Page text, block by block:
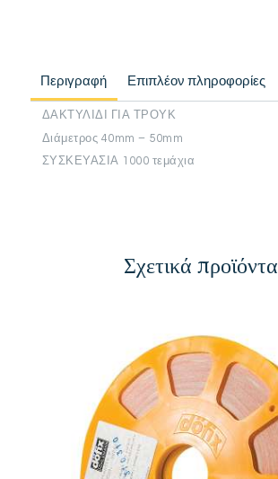
Περιγραφή Επιπλέον πληροφορίες
ΔΑΚΤΥΛΙΔΙ ΓΙΑ ΤΡΟΥΚ
Διάμετρος 40mm – 50mm
ΣΥΣΚΕΥΑΣΙΑ 1000 τεμάχια
Σχετικά προϊόντα